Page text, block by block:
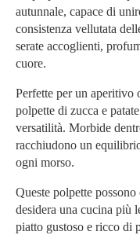
autunnale, capace di
consistenza vellutata
serate accoglienti,
cuore.
Perfette per un aperitivo
polpette di zucca e
versatilità. Morbide
racchiudono un
ogni morso.
Queste polpette possono
desidera una cucina più
piatto gustoso e ricco di